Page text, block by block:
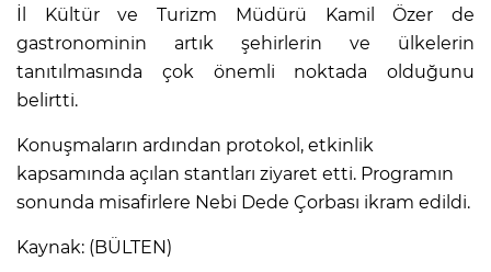
İl Kültür ve Turizm Müdürü Kamil Özer de
gastronominin artık şehirlerin ve ülkelerin
tanıtılmasında çok önemli noktada olduğunu
belirtti.
Konuşmaların ardından protokol, etkinlik
kapsamında açılan stantları ziyaret etti. Programın
sonunda misafirlere Nebi Dede Çorbası ikram edildi.
Kaynak: (BÜLTEN)